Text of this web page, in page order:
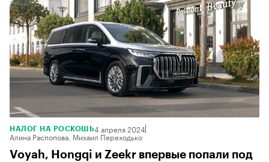
НАЛОГ НА РОСКОШЬ4 апреля 2024
Алина Распопова, Михаил Переходько
Voyah, Hongqi и Zeekr впервые попали под